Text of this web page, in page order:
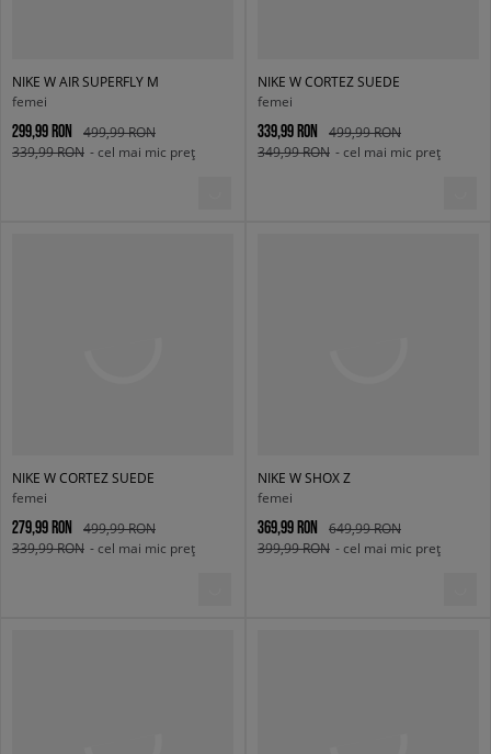
NIKE W AIR SUPERFLY M
femei
299,99 RON
499,99 RON
339,99 RON - cel mai mic preț
NIKE W CORTEZ SUEDE
femei
339,99 RON
499,99 RON
349,99 RON - cel mai mic preț
NIKE W CORTEZ SUEDE
femei
279,99 RON
499,99 RON
339,99 RON - cel mai mic preț
NIKE W SHOX Z
femei
369,99 RON
649,99 RON
399,99 RON - cel mai mic preț